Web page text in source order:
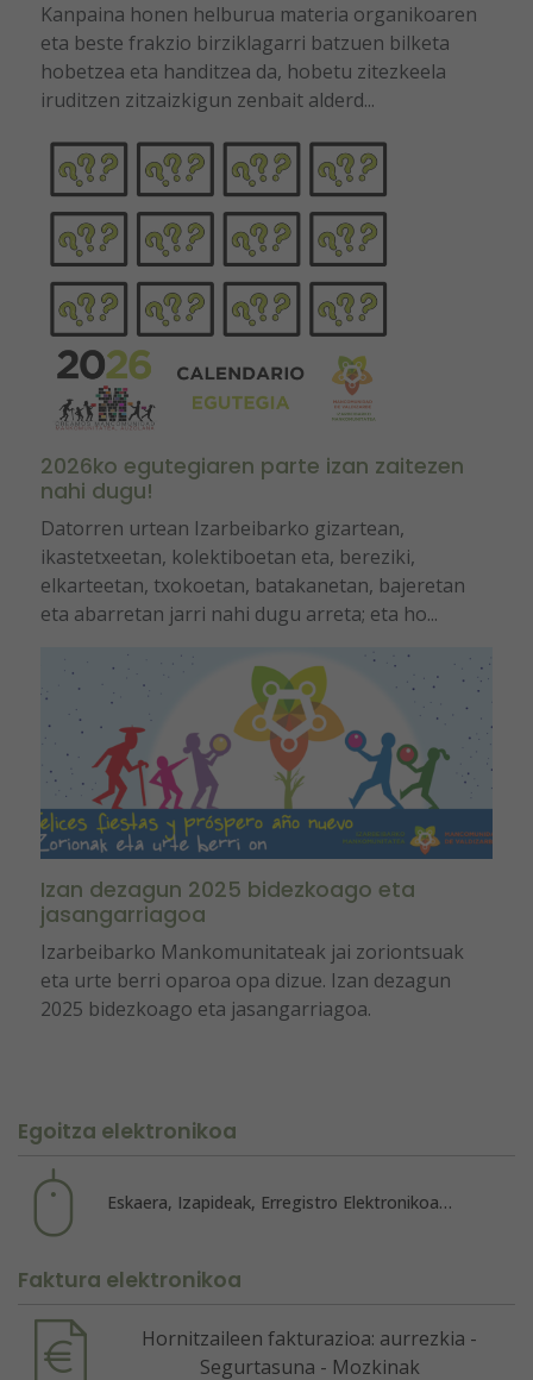
Kanpaina honen helburua materia organikoaren
eta beste frakzio birziklagarri batzuen bilketa
hobetzea eta handitzea da, hobetu zitezkeela
iruditzen zitzaizkigun zenbait alderd...
2026ko egutegiaren parte izan zaitezen
nahi dugu!
Datorren urtean Izarbeibarko gizartean,
ikastetxeetan, kolektiboetan eta, bereziki,
elkarteetan, txokoetan, batakanetan, bajeretan
eta abarretan jarri nahi dugu arreta; eta ho...
Izan dezagun 2025 bidezkoago eta
jasangarriagoa
Izarbeibarko Mankomunitateak jai zoriontsuak
eta urte berri oparoa opa dizue. Izan dezagun
2025 bidezkoago eta jasangarriagoa.
Egoitza elektronikoa
Eskaera, Izapideak, Erregistro Elektronikoa…
Faktura elektronikoa
Hornitzaileen fakturazioa: aurrezkia -
Segurtasuna - Mozkinak